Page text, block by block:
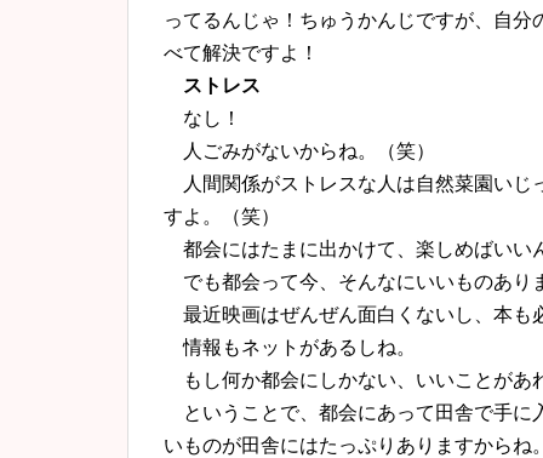
ってるんじゃ！ちゅうかんじですが、自
べて解決ですよ！
ストレス
なし！
人ごみがないからね。（笑）
人間関係がストレスな人は自然菜園いじ
すよ。（笑）
都会にはたまに出かけて、楽しめばいい
でも都会って今、そんなにいいものあり
最近映画はぜんぜん面白くないし、本も
情報もネットがあるしね。
もし何か都会にしかない、いいことがあ
ということで、都会にあって田舎で手に
いものが田舎にはたっぷりありますからね